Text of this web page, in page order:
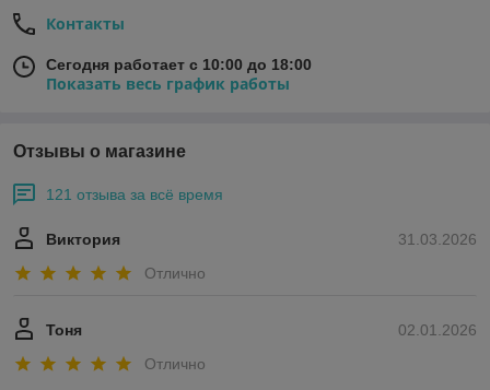
Контакты
Сегодня работает с 10:00 до 18:00
Показать весь график работы
Отзывы о магазине
121 отзыва за всё время
31.03.2026
Виктория
Отлично
02.01.2026
Тоня
Отлично